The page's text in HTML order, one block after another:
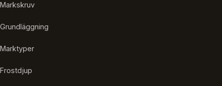
Markskruv
Grundläggning
Marktyper
Frostdjup